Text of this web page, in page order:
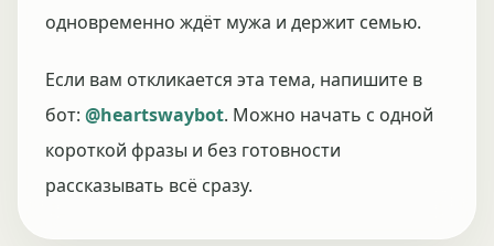
одновременно ждёт мужа и держит семью.
Если вам откликается эта тема, напишите в
бот: @heartswaybot. Можно начать с одной
короткой фразы и без готовности
рассказывать всё сразу.